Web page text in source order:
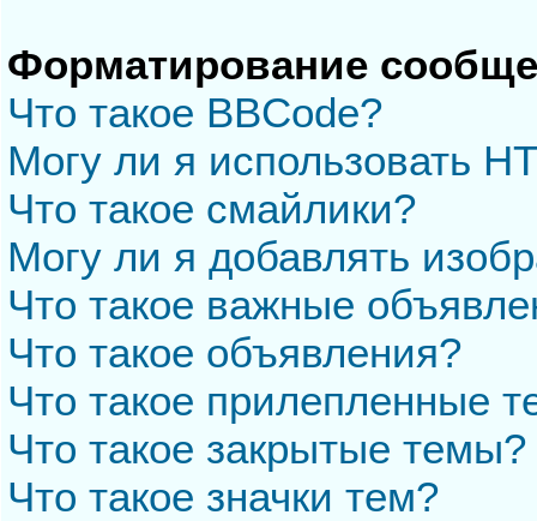
Форматирование
Что такое BBCode?
Могу ли я использовать
Что такое смайлики?
Могу ли я добавлять
Что такое важные
Что такое объявления?
Что такое прилепленные
Что такое закрытые темы?
Что такое значки тем?